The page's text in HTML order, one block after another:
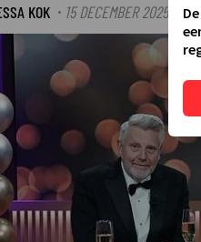
KOK · 15 DECEMBER 2025 14:17